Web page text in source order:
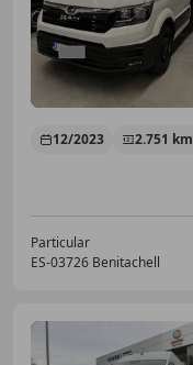
12/2023 2.751 km
Particular
ES-03726 Benitachell